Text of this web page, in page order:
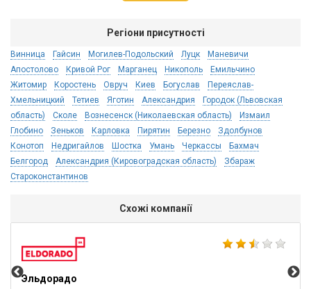
Регіони присутності
Винница Гайсин Могилев-Подольский Луцк
Маневичи
Апостолово
Кривой Рог Марганец Никополь
Емильчино
Житомир
Коростень Овруч Киев Богуслав
Переяслав-
Хмельницкий
Тетиев Яготин Александрия
Городок (Львовская
область)
Сколе Вознесенск (Николаевская область)
Измаил
Глобино
Зеньков Карловка Пирятин Березно
Здолбунов
Конотоп
Недригайлов Шостка Умань Черкассы
Бахмач
Белгород
Александрия (Кировоградская область)
Збараж
Староконстантинов
Схожі компанії
Эльдорадо